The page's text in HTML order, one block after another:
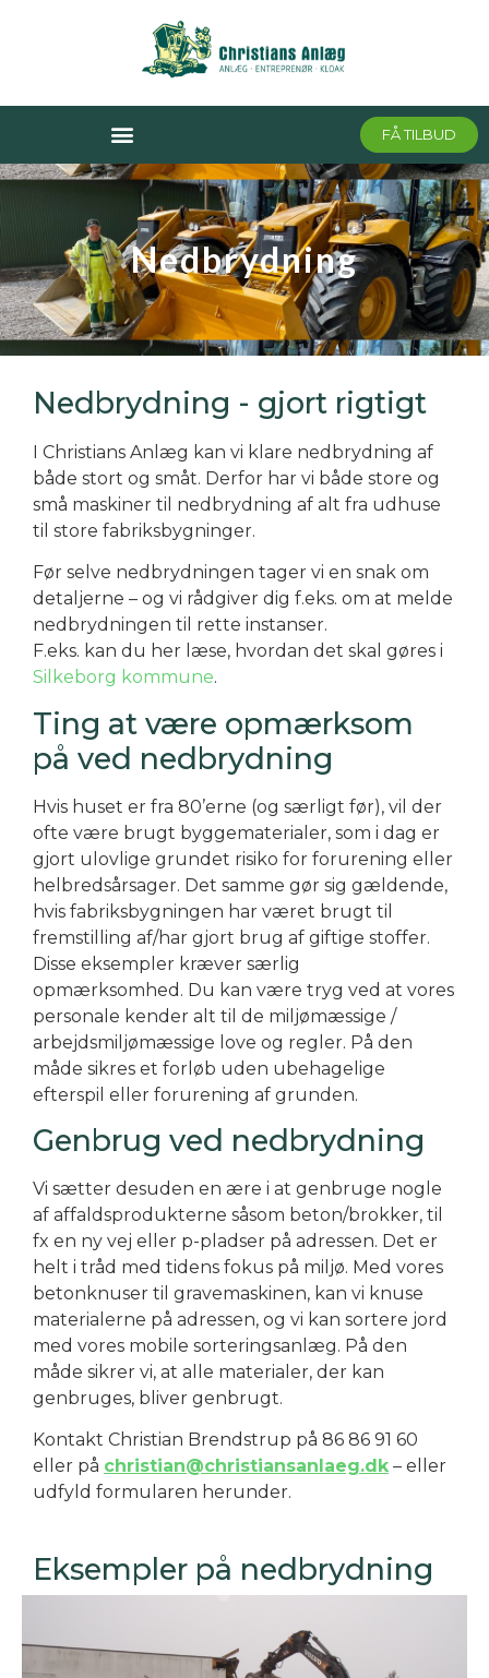
FÅ TILBUD
Nedbrydning
Nedbrydning - gjort rigtigt
I Christians Anlæg kan vi klare nedbrydning af
både stort og småt. Derfor har vi både store og
små maskiner til nedbrydning af alt fra udhuse
til store fabriksbygninger.
Før selve nedbrydningen tager vi en snak om
detaljerne – og vi rådgiver dig f.eks. om at melde
nedbrydningen til rette instanser.
F.eks. kan du her læse, hvordan det skal gøres i
Silkeborg kommune.
Ting at være opmærksom
på ved nedbrydning
Hvis huset er fra 80’erne (og særligt før), vil der
ofte være brugt byggematerialer, som i dag er
gjort ulovlige grundet risiko for forurening eller
helbredsårsager. Det samme gør sig gældende,
hvis fabriksbygningen har været brugt til
fremstilling af/har gjort brug af giftige stoffer.
Disse eksempler kræver særlig
opmærksomhed. Du kan være tryg ved at vores
personale kender alt til de miljømæssige /
arbejdsmiljømæssige love og regler. På den
måde sikres et forløb uden ubehagelige
efterspil eller forurening af grunden.
Genbrug ved nedbrydning
Vi sætter desuden en ære i at genbruge nogle
af affaldsprodukterne såsom beton/brokker, til
fx en ny vej eller p-pladser på adressen. Det er
helt i tråd med tidens fokus på miljø. Med vores
betonknuser til gravemaskinen, kan vi knuse
materialerne på adressen, og vi kan sortere jord
med vores mobile sorteringsanlæg. På den
måde sikrer vi, at alle materialer, der kan
genbruges, bliver genbrugt.
Kontakt Christian Brendstrup på 86 86 91 60
eller på christian@christiansanlaeg.dk– eller
udfyld formularen herunder.
Eksempler på nedbrydning